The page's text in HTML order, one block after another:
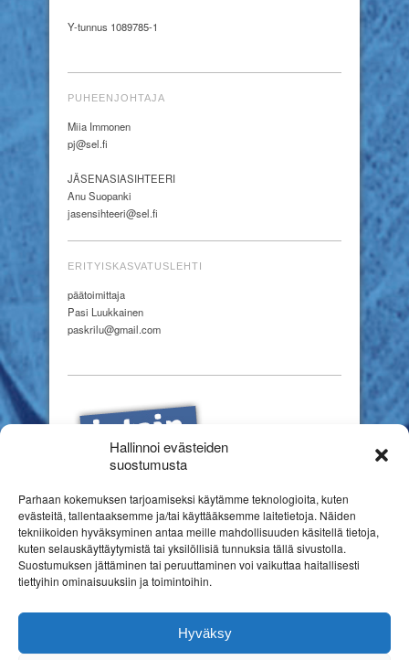
Hallinnoi evästeiden
suostumusta
Parhaan kokemuksen tarjoamiseksi käytämme teknologioita, kuten
evästeitä, tallentaaksemme ja/tai käyttääksemme laitetietoja. Näiden
tekniikoiden hyväksyminen antaa meille mahdollisuuden käsitellä tietoja,
kuten selauskäyttäytymistä tai yksilöllisiä tunnuksia tällä sivustolla.
Suostumuksen jättäminen tai peruuttaminen voi vaikuttaa haitallisesti
tiettyihin ominaisuuksiin ja toimintoihin.
Hyväksy
Y-tunnus 1089785-1
PUHEENJOHTAJA
Miia Immonen
pj@sel.fi
JÄSENASIASIHTEERI
Anu Suopanki
jasensihteeri@sel.fi
ERITYISKASVATUSLEHTI
päätoimittaja
Pasi Luukkainen
paskrilu@gmail.com